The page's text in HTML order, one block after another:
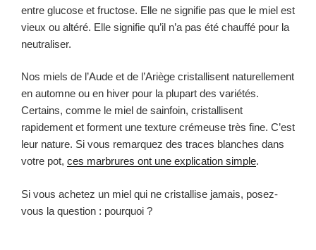
entre glucose et fructose. Elle ne signifie pas que le miel est
vieux ou altéré. Elle signifie qu’il n’a pas été chauffé pour la
neutraliser.
Nos miels de l’Aude et de l’Ariège cristallisent naturellement
en automne ou en hiver pour la plupart des variétés.
Certains, comme le miel de sainfoin, cristallisent
rapidement et forment une texture crémeuse très fine. C’est
leur nature. Si vous remarquez des traces blanches dans
votre pot, ces marbrures ont une explication simple.
Si vous achetez un miel qui ne cristallise jamais, posez-
vous la question : pourquoi ?